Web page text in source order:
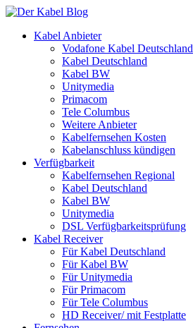
Kabel Anbieter
Vodafone Kabel Deutschland
Kabel Deutschland
Kabel BW
Unitymedia
Primacom
Tele Columbus
Weitere Anbieter
Kabelfernsehen Kosten
Kabelanschluss kündigen
Verfügbarkeit
Kabelfernsehen Regional
Kabel Deutschland
Kabel BW
Unitymedia
DSL Verfügbarkeitsprüfung
Kabel Receiver
Für Kabel Deutschland
Für Kabel BW
Für Unitymedia
Für Primacom
Für Tele Columbus
HD Receiver/ mit Festplatte